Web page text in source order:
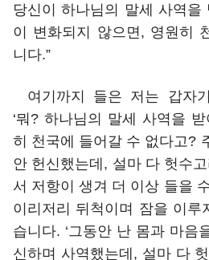
당신이 하나님의 말세 사역을
이 변화되지 않으면, 영원히
니다.”
여기까지 들은 저는 갑자
‘뭐? 하나님의 말세 사역을
히 천국에 들어갈 수 없다고?
안 헌신했는데, 설마 다 헛수
서 저항이 생겨 더 이상 들을
이리저리 뒤척이며 잠을 이루
습니다. ‘그동안 난 몸과 마음
신하며 사역했는데, 설마 다